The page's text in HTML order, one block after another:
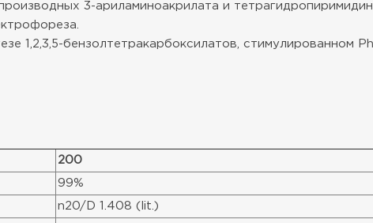
3-ариламиноакрилата и
1,2,3,5-бензолтетракарбоксилатов, стимулированном
200
99%
n20/D 1.408 (lit.)